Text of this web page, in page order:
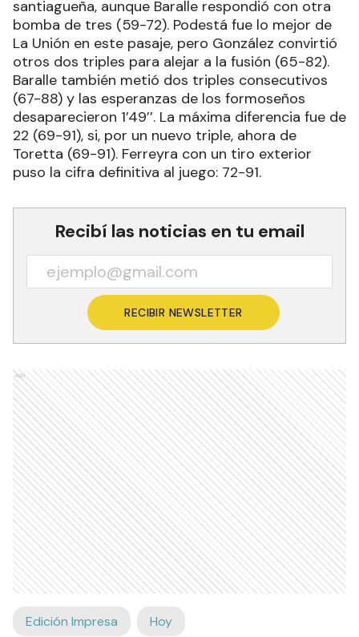
santiagueña, aunque Baralle respondió con otra
bomba de tres (59-72). Podestá fue lo mejor de
La Unión en este pasaje, pero González convirtió
otros dos triples para alejar a la fusión (65-82).
Baralle también metió dos triples consecutivos
(67-88) y las esperanzas de los formoseños
desaparecieron 1’49’’. La máxima diferencia fue de
22 (69-91), si, por un nuevo triple, ahora de
Toretta (69-91). Ferreyra con un tiro exterior
puso la cifra definitiva al juego: 72-91.
Recibí las noticias en tu email
RECIBIR NEWSLETTER
Ads
Edición Impresa Hoy